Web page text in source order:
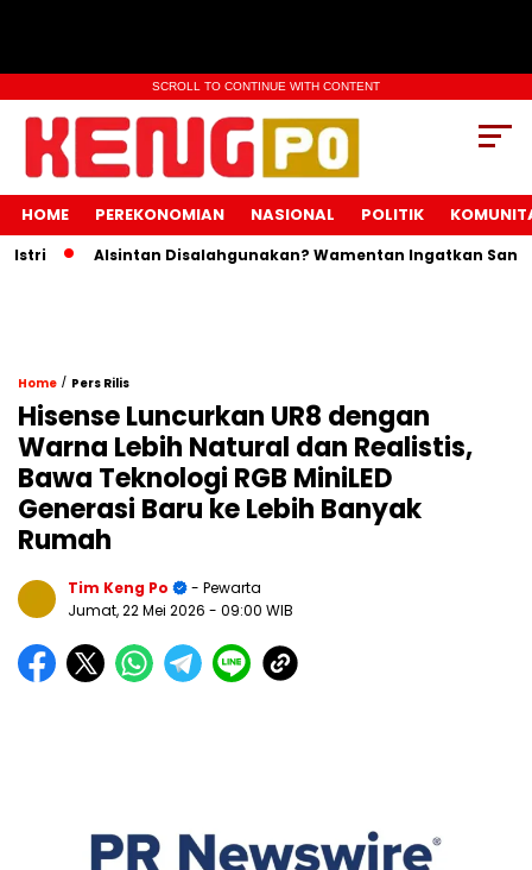
SCROLL TO CONTINUE WITH CONTENT
HOME PEREKONOMIAN NASIONAL POLITIK
Alsintan Disalahgunakan? Wamentan Ingatkan Sanksi
Home / Pers Rilis
Hisense Luncurkan UR8 dengan
Warna Lebih Natural dan Realistis,
Bawa Teknologi RGB MiniLED
Generasi Baru ke Lebih Banyak
Rumah
Tim Keng Po
- Pewarta
Jumat, 22 Mei 2026 - 09:00 WIB